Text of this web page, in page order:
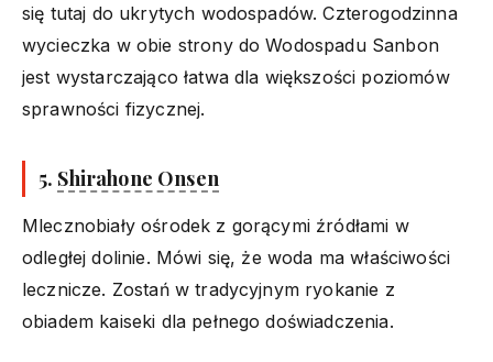
się tutaj do ukrytych wodospadów. Czterogodzinna
wycieczka w obie strony do Wodospadu Sanbon
jest wystarczająco łatwa dla większości poziomów
sprawności fizycznej.
5. Shirahone Onsen
Mlecznobiały ośrodek z gorącymi źródłami w
odległej dolinie. Mówi się, że woda ma właściwości
lecznicze. Zostań w tradycyjnym ryokanie z
obiadem kaiseki dla pełnego doświadczenia.